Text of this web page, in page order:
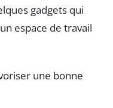
gadgets qui
espace de travail
une bonne